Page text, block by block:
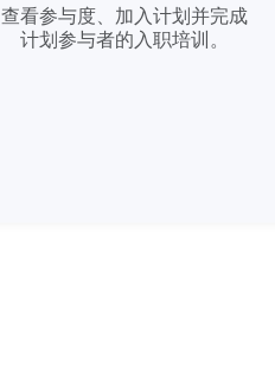
查看参与度、加入计划并完成
计划参与者的入职培训。